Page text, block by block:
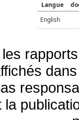
Langue
English
la